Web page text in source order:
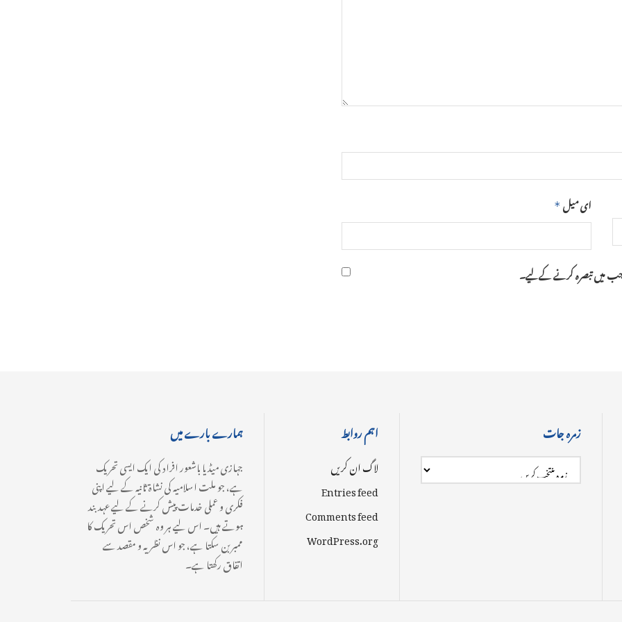
ای میل *
جب میں تبصرہ کرنے کےلیے۔
زمرہ جات اہم روابط
لاگ ان کریں
Entries feed
Comments feed
WordPress.org
ہمارے بارے میں
جہازی میڈیا باشعور افراد کی ایک ایسی تحریک
ہے، جو ملت اسلامیہ کی نشاۃ ثانیہ کے لیے اپنی
فکری و عملی خدمات پیش کرنے کے لیے عہدبند
ہوتے ہیں۔ اس لیے ہر وہ شخص اس تحریک کا
ممبر بن سکتا ہے، جو اس نظریہ و مقصد سے
اتفاق رکھتا ہے۔